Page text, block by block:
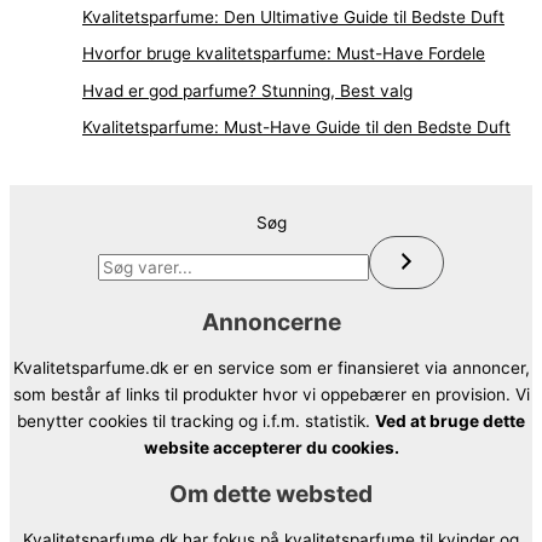
Kvalitetsparfume: Den Ultimative Guide til Bedste Duft
Hvorfor bruge kvalitetsparfume: Must-Have Fordele
Hvad er god parfume? Stunning, Best valg
Kvalitetsparfume: Must-Have Guide til den Bedste Duft
Søg
Annoncerne
Kvalitetsparfume.dk er en service som er finansieret via annoncer,
som består af links til produkter hvor vi oppebærer en provision. Vi
benytter cookies til tracking og i.f.m. statistik. Ved at bruge dette
website accepterer du cookies.
Om dette websted